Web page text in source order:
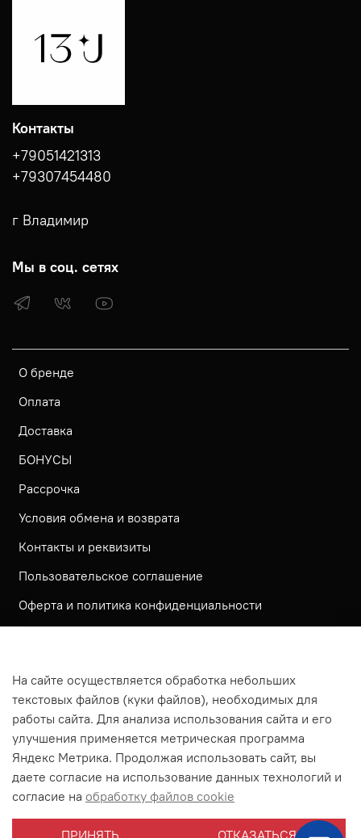
О бренде
Оплата
Доставка
БОНУСЫ
Рассрочка
Условия обмена и возврата
Контакты и реквизиты
Пользовательское соглашение
Оферта и политика конфиденциальности
Согласие посетителя сайта на обработку
персональных данных
На сайте используется метрическая система ЯНДЕКС
МЕТРИКА
На сайте применяются рекомендательные технологии
Согласие на получение рассылки рекламно-
Контакты
+79051421313
+79307454480
г Владимир
Мы в соц. сетях
На сайте осуществляется обработка небольших
текстовых файлов (куки файлов), необходимых для
работы сайта. Для анализа использования сайта и его
улучшения применяется метрическая программа
Яндекс Метрика. Продолжая использовать сайт, вы
даете согласие на использование данных технологий и
согласие на обработку файлов cookie